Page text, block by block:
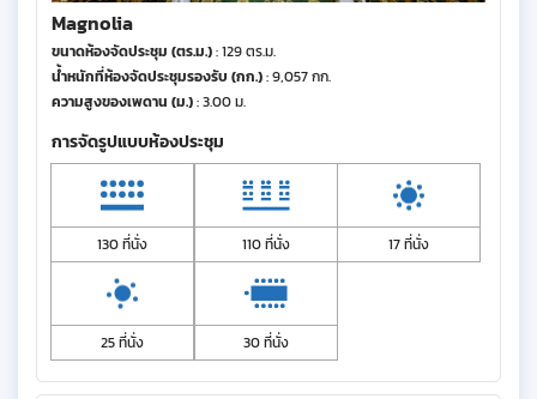
Magnolia
ขนาดห้องจัดประชุม (ตร.ม.): 129 ตร.ม.
น้ำหนักที่ห้องจัดประชุมรองรับ (กก.): 9,057 กก.
ความสูงของเพดาน (ม.): 3.00 ม.
การจัดรูปแบบห้องประชุม
130 ที่นั่ง 110 ที่นั่ง 17 ที่นั่ง
25 ที่นั่ง 30 ที่นั่ง